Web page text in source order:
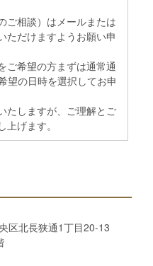
ご相談）はメールまたは
ただけますようお願い申
ご希望の方まずは通常通
望の日時を選択してお申
たしますが、ご理解とご
げます。
区北長狭通1丁目20-13